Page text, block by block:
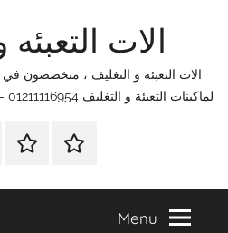
الات
الات التعبئه و التغليف ، متخصصون في
لماكينات التعبئة و التغليف 01211116954 – 01211116956 – 01211116958
الرئيسيةاتصل
Menu